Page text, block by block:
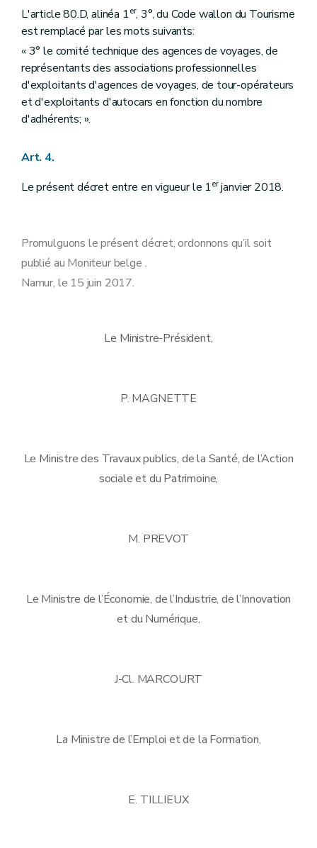
L'article 80.D, alinéa 1er, 3°, du Code wallon du Tourisme
est remplacé par les mots suivants:
« 3° le comité technique des agences de voyages, de
représentants des associations professionnelles
d'exploitants d'agences de voyages, de tour-opérateurs
et d'exploitants d'autocars en fonction du nombre
d'adhérents; ».
Art. 4.
Le présent décret entre en vigueur le 1erjanvier 2018.
Promulguons le présent décret, ordonnons qu’il soit
publié au Moniteur belge .
Namur, le 15 juin 2017.
Le Ministre-Président,
P. MAGNETTE
Le Ministre des Travaux publics, de la Santé, de l’Action
sociale et du Patrimoine,
M. PREVOT
Le Ministre de l’Économie, de l’Industrie, de l’Innovation
et du Numérique,
J-Cl. MARCOURT
La Ministre de l’Emploi et de la Formation,
E. TILLIEUX